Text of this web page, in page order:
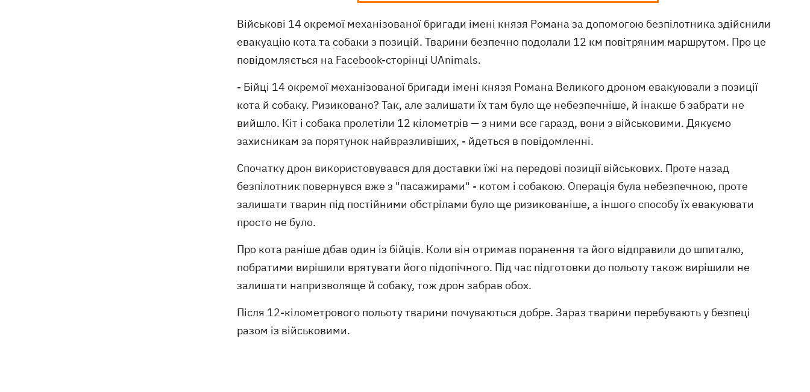
Військові 14 окремої механізованої бригади імені князя Романа за допомогою безпілотника здійснили
евакуацію кота та собаки з позицій. Тварини безпечно подолали 12 км повітряним маршрутом. Про це
повідомляється на Facebook-сторінці UAnimals.
- Бійці 14 окремої механізованої бригади імені князя Романа Великого дроном евакуювали з позиції
кота й собаку. Ризиковано? Так, але залишати їх там було ще небезпечніше, й інакше б забрати не
вийшло. Кіт і собака пролетіли 12 кілометрів — з ними все гаразд, вони з військовими. Дякуємо
захисникам за порятунок найвразливіших, - йдеться в повідомленні.
Спочатку дрон використовувався для доставки їжі на передові позиції військових. Проте назад
безпілотник повернувся вже з "пасажирами" - котом і собакою. Операція була небезпечною, проте
залишати тварин під постійними обстрілами було ще ризикованіше, а іншого способу їх евакуювати
просто не було.
Про кота раніше дбав один із бійців. Коли він отримав поранення та його відправили до шпиталю,
побратими вирішили врятувати його підопічного. Під час підготовки до польоту також вирішили не
залишати напризволяще й собаку, тож дрон забрав обох.
Після 12-кілометрового польоту тварини почуваються добре. Зараз тварини перебувають у безпеці
разом із військовими.